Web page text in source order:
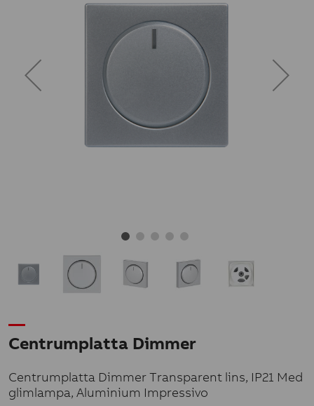
Centrumplatta Dimmer
Centrumplatta Dimmer Transparent lins, IP21 Med
glimlampa, Aluminium Impressivo